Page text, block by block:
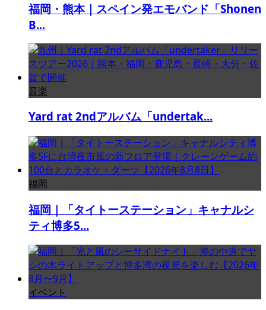
福岡・熊本｜スペイン発エモバンド「Shonen
B...
音楽
Yard rat 2ndアルバム「undertak...
福岡
福岡｜「タイトーステーション」キャナルシ
ティ博多5...
イベント